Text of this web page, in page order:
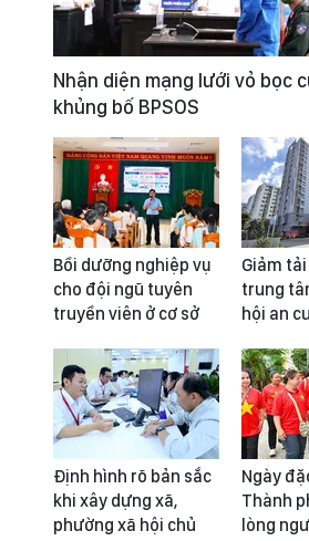
Nhận diện mạng lưới vỏ bọc
khủng bố BPSOS
Bồi dưỡng nghiệp vụ
cho đội ngũ tuyên
truyền viên ở cơ sở
Giảm
trung
hội an
Định hình rõ bản sắc
khi xây dựng xã,
phường xã hội chủ
Ngày
Thành
lòng